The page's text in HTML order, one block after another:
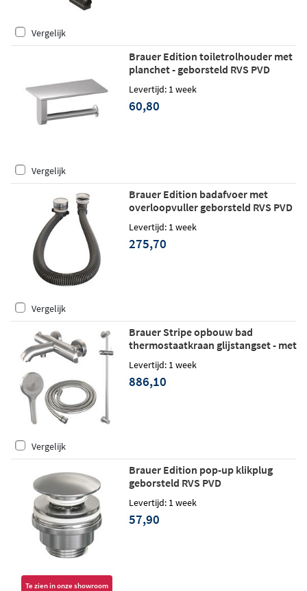
Vergelijk
Brauer Edition toiletrolhouder met
planchet - geborsteld RVS PVD
Levertijd: 1 week
60,80
Vergelijk
Brauer Edition badafvoer met
overloopvuller geborsteld RVS PVD
Levertijd: 1 week
275,70
Vergelijk
Brauer Stripe opbouw bad
thermostaatkraan glijstangset - met
RVS PVD
Levertijd: 1 week
886,10
Vergelijk
Te zien in onze showroom
Brauer Edition pop-up klikplug
geborsteld RVS PVD
Levertijd: 1 week
57,90